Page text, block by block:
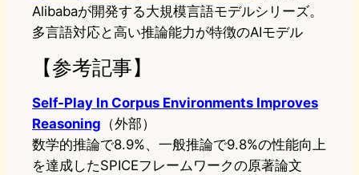
Alibabaが開発する大規模言語モデルシリーズ。
多言語対応と高い推論能力が特徴のAIモデル
【参考記事】
Self-Play In Corpus Environments Improves
Reasoning （外部）
数学的推論で8.9%、一般推論で9.8%の性能向上
を達成したSPICEフレームワークの原著論文